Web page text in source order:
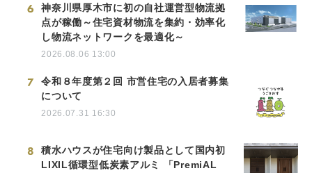
6
神奈川県厚木市に初の自社運営型物流拠
点が稼働～住宅資材物流を集約・効率化
し物流ネットワークを最適化～
2026.08.06 13:00
7
令和８年度第２回 市営住宅の入居者募集
について
2026.07.31 16:30
8
積水ハウスが住宅向け製品として国内初
LIXIL循環型低炭素アルミ 「PremiAL